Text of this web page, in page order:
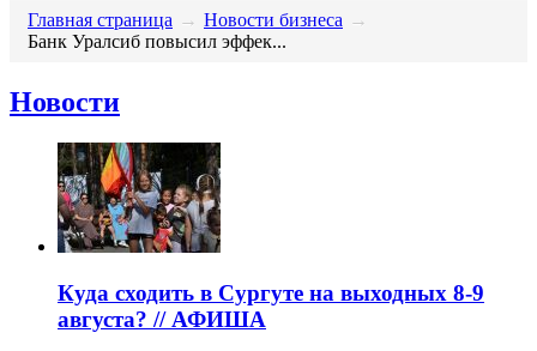
Главная страница → Новости бизнеса →
Банк Уралсиб повысил эффек...
Новости
​Куда сходить в Сургуте на выходных 8-9
августа? // АФИША